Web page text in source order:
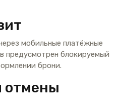
мобильные платёжные
предусмотрен блокируемый
брони.
отмены